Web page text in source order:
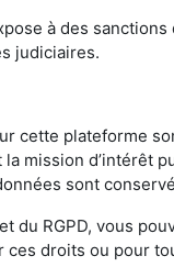
à des
judiciaires.
cette plateforme
mission d’intérêt
sont
du RGPD, vous
droits ou pour